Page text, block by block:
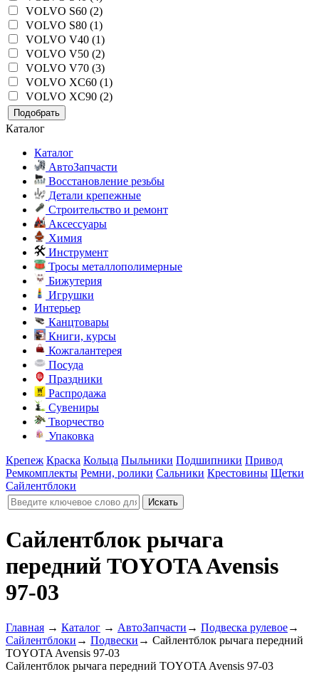
VOLVO S60 (2)
VOLVO S80 (1)
VOLVO V40 (1)
VOLVO V50 (2)
VOLVO V70 (3)
VOLVO XC60 (1)
VOLVO XC90 (2)
Подобрать
Каталог
Каталог
АвтоЗапчасти
Восстановление резьбы
Детали крепежные
Строительство и ремонт
Аксессуары
Химия
Инструмент
Тросы металлополимерные
Бижутерия
Игрушки
Интерьер
Канцтовары
Книги, курсы
Кожгалантерея
Посуда
Праздники
Распродажа
Сувениры
Творчество
Упаковка
Крепеж Краска Кольца Пыльники Подшипники Привод
Ремкомплекты Ремни, ролики Сальники Крестовины Щетки
Сайлентблоки
Сайлентблок рычага
передний TOYOTA Avensis
97-03
Главная → Каталог → АвтоЗапчасти → Подвеска рулевое→
Сайлентблоки → Подвески → Сайлентблок рычага передний
TOYOTA Avensis 97-03
Сайлентблок рычага передний TOYOTA Avensis 97-03